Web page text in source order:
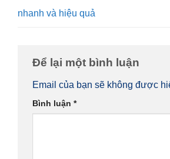
nhanh và hiệu quả
Để lại một bình luận
Email của bạn sẽ không được
Bình luận *